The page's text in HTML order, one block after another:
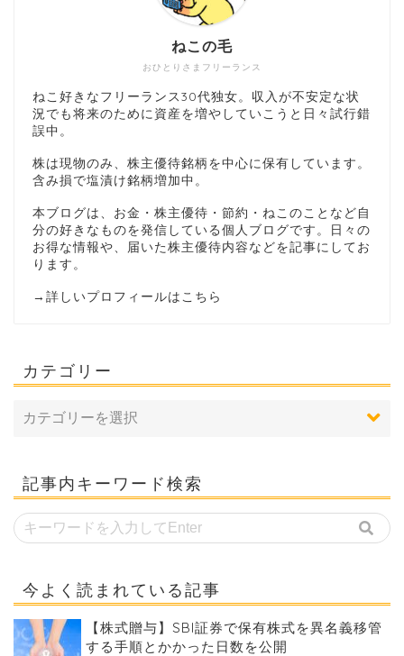
おひとりさまフリーランス
ねこの毛
ねこ好きなフリーランス30代独女。収入が不安定な状
況でも将来のために資産を増やしていこうと日々試行錯
誤中。
株は現物のみ、株主優待銘柄を中心に保有しています。
含み損で塩漬け銘柄増加中。
本ブログは、お金・株主優待・節約・ねこのことなど自
分の好きなものを発信している個人ブログです。日々の
お得な情報や、届いた株主優待内容などを記事にしてお
ります。
→ 詳しいプロフィールはこちら
カテゴリー
記事内キーワード検索
今よく読まれている記事
【株式贈与】SBI証券で保有株式を異名義移管
する手順とかかった日数を公開